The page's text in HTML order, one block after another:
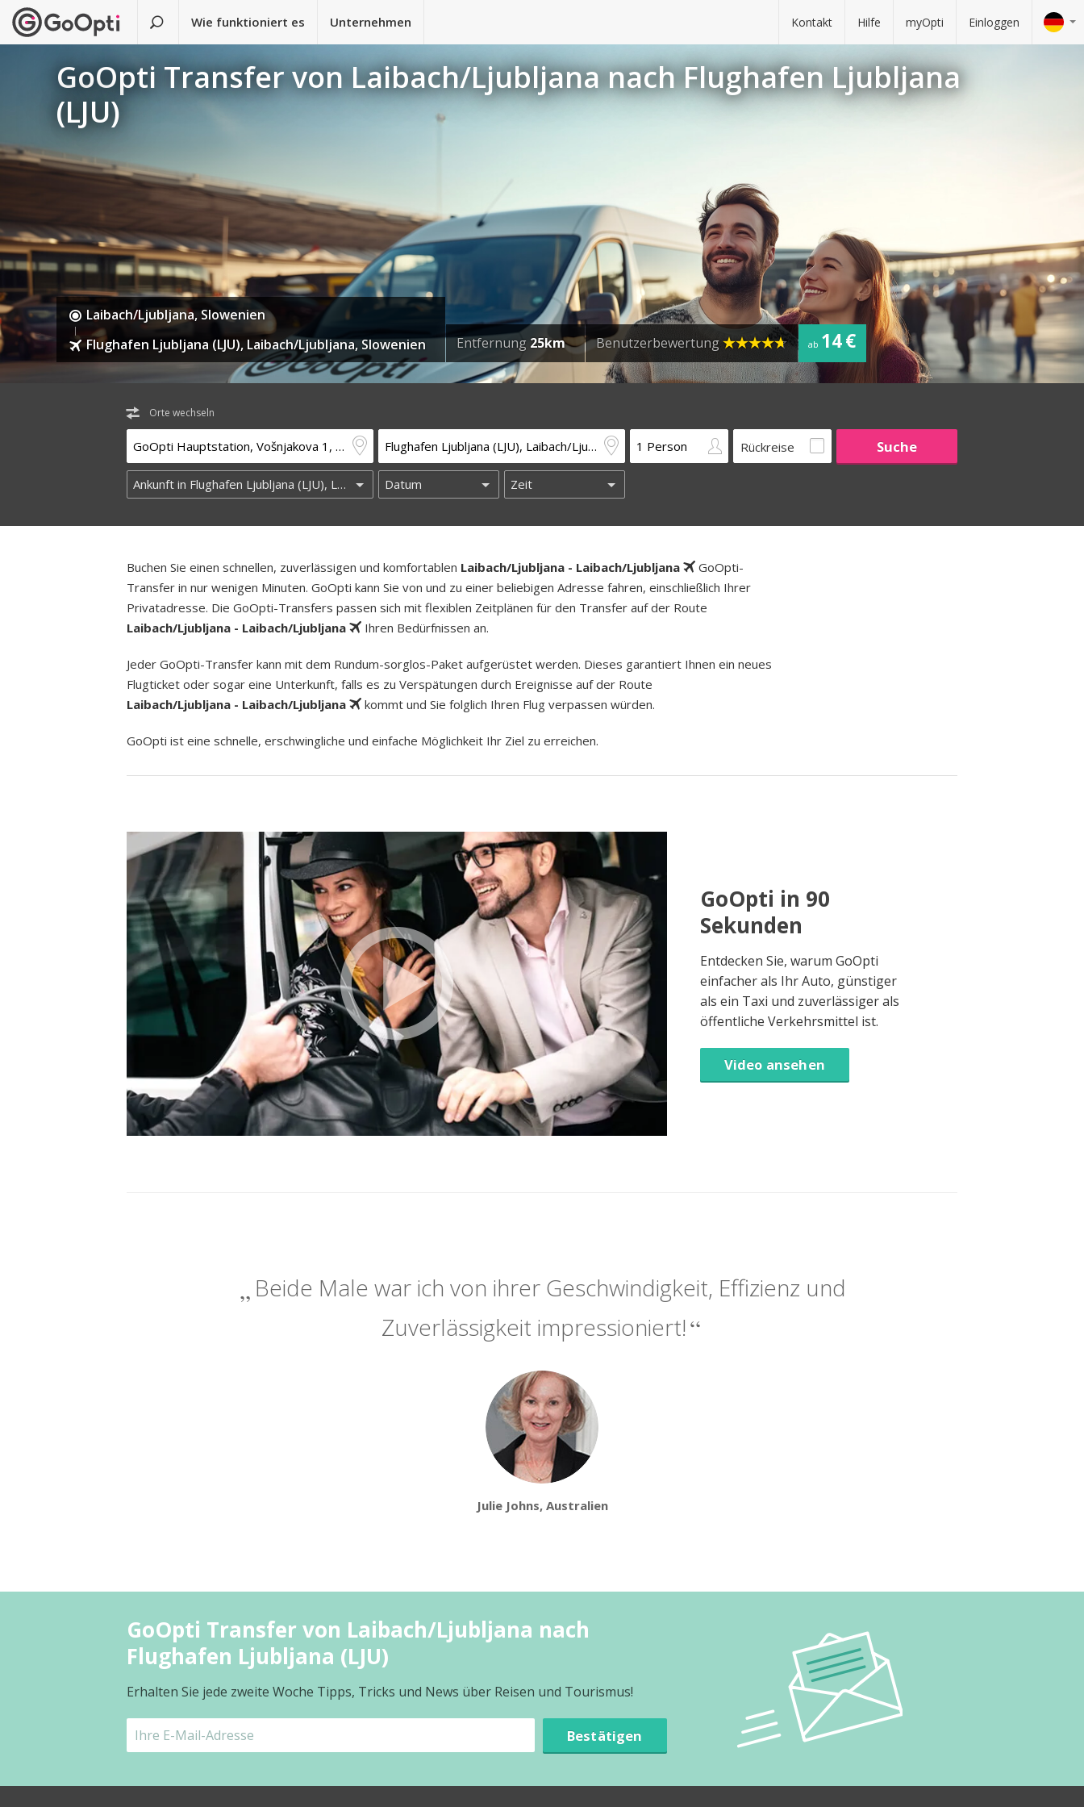
Wie funktioniert es Unternehmen Kontakt Hilfe myOpti Einloggen
GoOpti Transfer von Laibach/Ljubljana nach Flughafen Ljubljana
(LJU)
Laibach/Ljubljana, Slowenien
Flughafen Ljubljana (LJU), Laibach/Ljubljana, Slowenien
Entfernung 25km Benutzerbewertung ab 14 €
Orte wechseln
Rückreise
Buchen Sie einen schnellen, zuverlässigen und komfortablen Laibach/Ljubljana - Laibach/Ljubljana
GoOpti-
Transfer in nur wenigen Minuten. GoOpti kann Sie von und zu einer beliebigen Adresse fahren, einschließlich Ihrer
Privatadresse. Die GoOpti-Transfers passen sich mit flexiblen Zeitplänen für den Transfer auf der Route
Laibach/Ljubljana - Laibach/Ljubljana
Ihren Bedürfnissen an.
Jeder GoOpti-Transfer kann mit dem Rund­um-sorg­los-Pa­ket aufgerüstet werden. Dieses garantiert Ihnen ein neues
Flugticket oder sogar eine Unterkunft, falls es zu Verspätungen durch Ereignisse auf der Route
Laibach/Ljubljana - Laibach/Ljubljana
kommt und Sie folglich Ihren Flug verpassen würden.
GoOpti ist eine schnelle, erschwingliche und einfache Möglichkeit Ihr Ziel zu erreichen.
GoOpti in 90
Sekunden
Entdecken Sie, warum GoOpti
einfacher als Ihr Auto, günstiger
als ein Taxi und zuverlässiger als
öffentliche Verkehrsmittel ist.
Video ansehen
Beide Male war ich von ihrer Geschwindigkeit, Effizienz und
Zuverlässigkeit impressioniert!
Julie Johns, Australien
GoOpti Transfer von Laibach/Ljubljana nach
Flughafen Ljubljana (LJU)
Erhalten Sie jede zweite Woche Tipps, Tricks und News über Reisen und Tourismus!
Bestätigen